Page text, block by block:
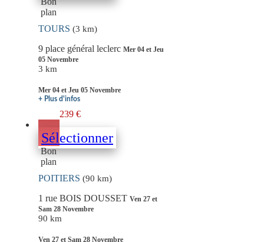
plan
TOURS (3 km)
9 place général leclerc Mer 04 et Jeu
05 Novembre
3 km
Mer 04 et Jeu 05 Novembre
+ Plus d'infos
239 €
Sélectionner
Bon
plan
POITIERS (90 km)
1 rue BOIS DOUSSET Ven 27 et
Sam 28 Novembre
90 km
Ven 27 et Sam 28 Novembre